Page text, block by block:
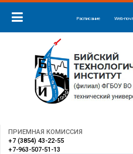
Расписание Web-
ПРИЕМНАЯ КОМИССИЯ
+7 (3854) 43-22-55
+7-963-507-51-13